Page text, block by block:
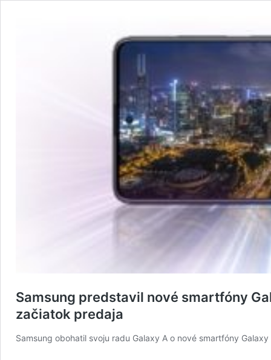
Samsung predstavil nové smartfóny
začiatok predaja
Samsung obohatil svoju radu Galaxy A o nové smartfóny Galaxy